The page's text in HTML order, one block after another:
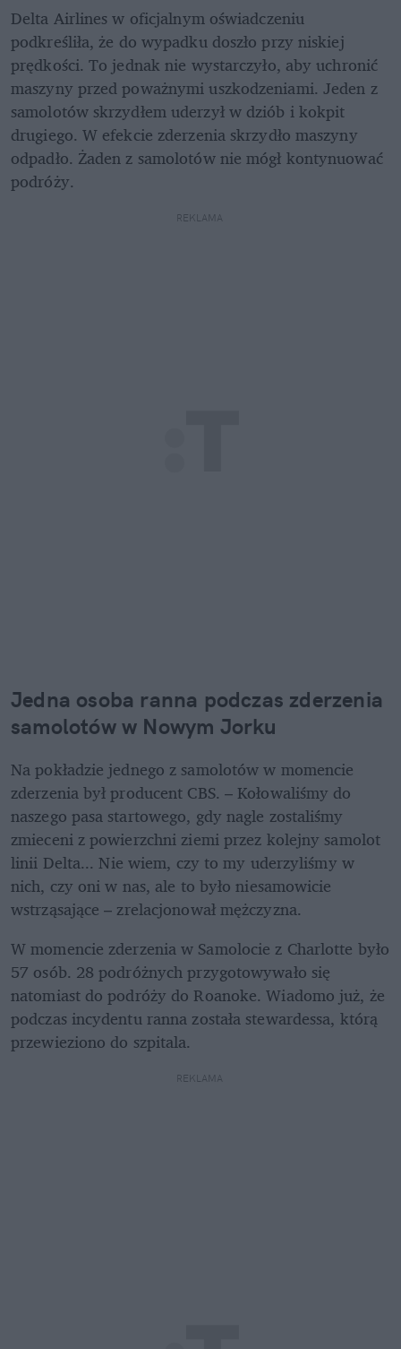
Delta Airlines w oficjalnym oświadczeniu
podkreśliła, że do wypadku doszło przy niskiej
prędkości. To jednak nie wystarczyło, aby uchronić
maszyny przed poważnymi uszkodzeniami. Jeden z
samolotów skrzydłem uderzył w dziób i kokpit
drugiego. W efekcie zderzenia skrzydło maszyny
odpadło. Żaden z samolotów nie mógł kontynuować
podróży.
REKLAMA
Jedna osoba ranna podczas zderzenia
samolotów w Nowym Jorku
Na pokładzie jednego z samolotów w momencie
zderzenia był producent CBS. – Kołowaliśmy do
naszego pasa startowego, gdy nagle zostaliśmy
zmieceni z powierzchni ziemi przez kolejny samolot
linii Delta... Nie wiem, czy to my uderzyliśmy w
nich, czy oni w nas, ale to było niesamowicie
wstrząsające – zrelacjonował mężczyzna.
W momencie zderzenia w Samolocie z Charlotte było
57 osób. 28 podróżnych przygotowywało się
natomiast do podróży do Roanoke. Wiadomo już, że
podczas incydentu ranna została stewardessa, którą
przewieziono do szpitala.
REKLAMA